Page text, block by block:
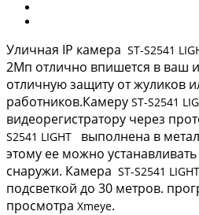
Уличная IP камера ST-S2541
2Мп отлично впишется в ваш
отличную защиту от жуликов
работников.Камеру ST-S2541
видеорегистратору через
S2541 LIGHT
выполнена в
этому ее можно устанавливать
снаружи. Камера ST-S2541 LIGHT
подсветкой до 30 метров.
просмотра Xmeye.